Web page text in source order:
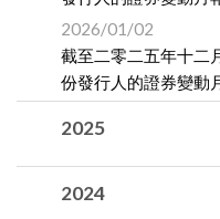
2026/01/02
截至二零二五年十二
份發行人的證券變動
2025
2024